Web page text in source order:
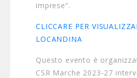
imprese”.
CLICCARE PER
LOCANDINA
Questo evento è
CSR Marche 2023-27